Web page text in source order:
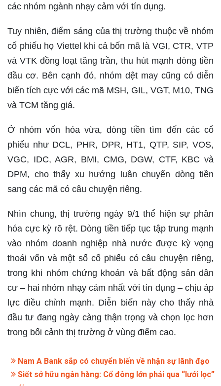
các nhóm ngành nhạy cảm với tín dụng.
Tuy nhiên, điểm sáng của thị trường thuộc về nhóm
cổ phiếu họ Viettel khi cả bốn mã là VGI, CTR, VTP
và VTK đồng loạt tăng trần, thu hút mạnh dòng tiền
đầu cơ. Bên cạnh đó, nhóm dệt may cũng có diễn
biến tích cực với các mã MSH, GIL, VGT, M10, TNG
và TCM tăng giá.
Ở nhóm vốn hóa vừa, dòng tiền tìm đến các cổ
phiếu như DCL, PHR, DPR, HT1, QTP, SIP, VOS,
VGC, IDC, AGR, BMI, CMG, DGW, CTF, KBC và
DPM, cho thấy xu hướng luân chuyển dòng tiền
sang các mã có câu chuyện riêng.
Nhìn chung, thị trường ngày 9/1 thể hiện sự phân
hóa cực kỳ rõ rệt. Dòng tiền tiếp tục tập trung mạnh
vào nhóm doanh nghiệp nhà nước được kỳ vọng
thoái vốn và một số cổ phiếu có câu chuyện riêng,
trong khi nhóm chứng khoán và bất động sản dân
cư – hai nhóm nhạy cảm nhất với tín dụng – chịu áp
lực điều chỉnh mạnh. Diễn biến này cho thấy nhà
đầu tư đang ngày càng thận trọng và chọn lọc hơn
trong bối cảnh thị trường ở vùng điểm cao.
Nam A Bank sắp có chuyển biến về nhận sự lãnh đạo
Siết sở hữu ngân hàng: Cổ đông lớn phải qua “lưới lọc”